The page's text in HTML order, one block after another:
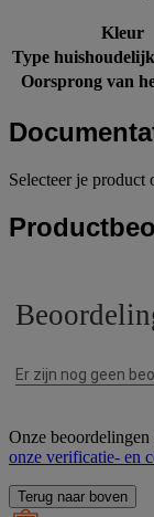
Kleur
Type
Oorsprong van
Selecteer je product
Onze
onze verificatie- en
Terug naar boven